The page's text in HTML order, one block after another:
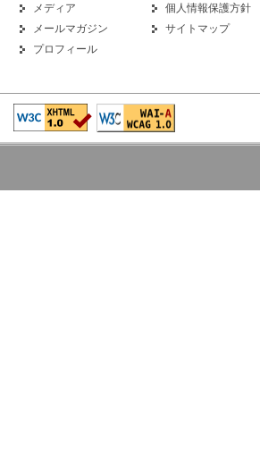
メディア
メールマガジン
プロフィール
個人情報保護方針
サイトマップ